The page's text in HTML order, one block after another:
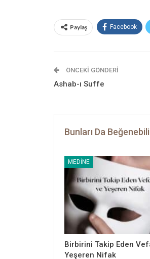
Paylaş Facebook
ÖNCEKI GÖNDERI
Ashab-ı Suffe
Bunları Da
MEDINE
Birbirini Takip Eden
Yeşeren Nifak